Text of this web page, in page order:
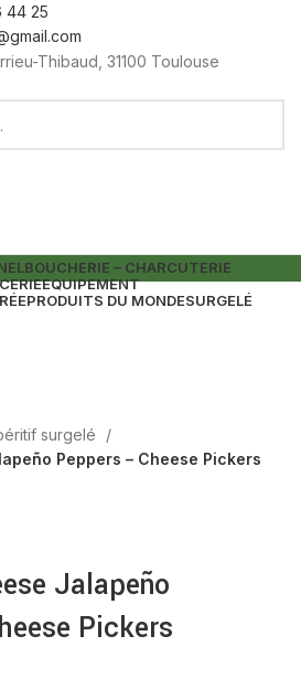
44 25
Thibaud, 31100 Toulouse
BOUCHERIE – CHARCUTERIE
EQUIPEMENT
PRODUITS DU MONDESURGELÉ
surgelé
Peppers – Cheese Pickers
Jalapeño
Pickers